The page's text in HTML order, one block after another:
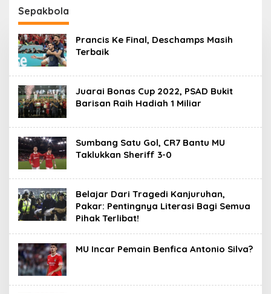
Sepakbola
Prancis Ke Final, Deschamps Masih
Terbaik
Juarai Bonas Cup 2022, PSAD Bukit
Barisan Raih Hadiah 1 Miliar
Sumbang Satu Gol, CR7 Bantu MU
Taklukkan Sheriff 3-0
Belajar Dari Tragedi Kanjuruhan,
Pakar: Pentingnya Literasi Bagi Semua
Pihak Terlibat!
MU Incar Pemain Benfica Antonio Silva?